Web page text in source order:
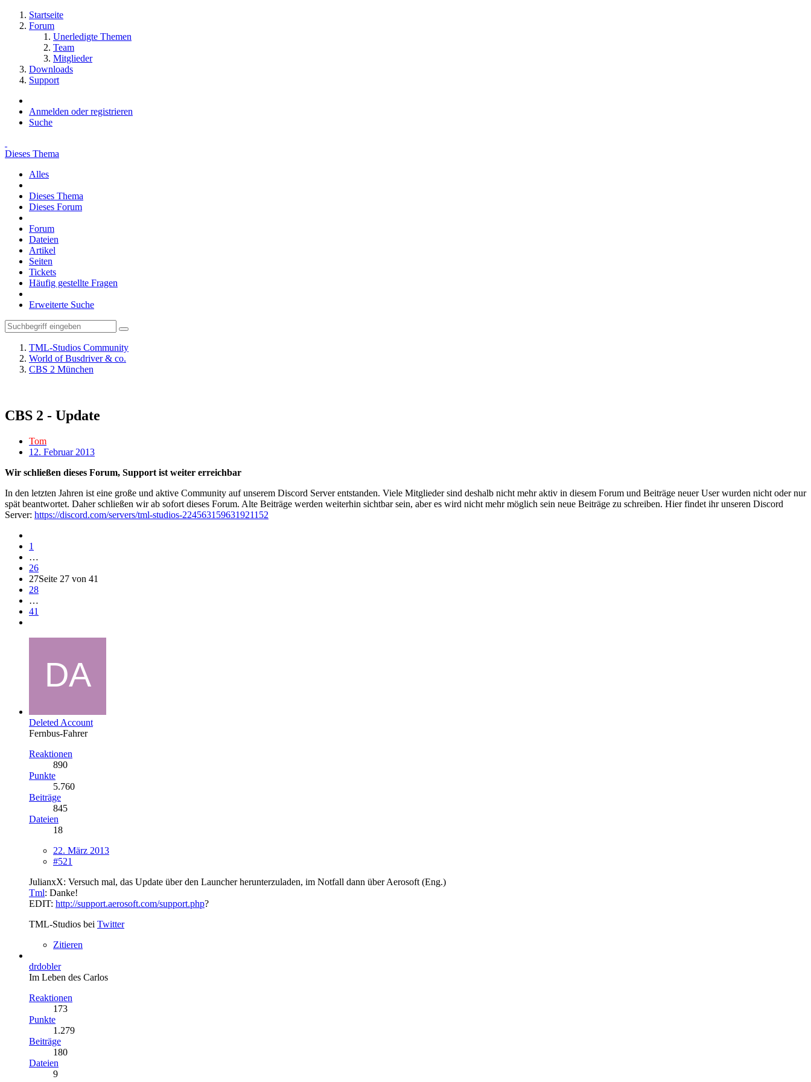
Startseite
Forum
Unerledigte Themen
Team
Mitglieder
Downloads
Support
Anmelden oder registrieren
Suche
Dieses Thema
Alles
Dieses Thema
Dieses Forum
Forum
Dateien
Artikel
Seiten
Tickets
Häufig gestellte Fragen
Erweiterte Suche
TML-Studios Community
World of Busdriver & co.
CBS 2 München
CBS 2 - Update
Tom
12. Februar 2013
Wir schließen dieses Forum, Support ist weiter erreichbar
In den letzten Jahren ist eine große und aktive Community auf unserem Discord Server entstanden. Viele Mitglieder sind deshalb nicht mehr aktiv in diesem Forum und Beiträge neuer User wurden nicht oder nur
spät beantwortet. Daher schließen wir ab sofort dieses Forum. Alte Beiträge werden weiterhin sichtbar sein, aber es wird nicht mehr möglich sein neue Beiträge zu schreiben. Hier findet ihr unseren Discord
Server: https://discord.com/servers/tml-studios-224563159631921152
1
…
26
27Seite 27 von 41
28
…
41
Deleted Account
Fernbus-Fahrer
Reaktionen
890
Punkte
5.760
Beiträge
845
Dateien
18
22. März 2013
#521
JulianxX: Versuch mal, das Update über den Launcher herunterzuladen, im Notfall dann über Aerosoft (Eng.)
Tml: Danke!
EDIT: http://support.aerosoft.com/support.php?
TML-Studios bei Twitter
Zitieren
drdobler
Im Leben des Carlos
Reaktionen
173
Punkte
1.279
Beiträge
180
Dateien
9